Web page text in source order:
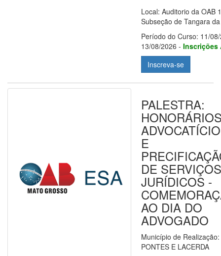
Local: Auditorio da OAB
Subseção de Tangara
Período do Curso: 11/
13/08/2026 - Inscrições
Inscreva-se
PALESTRA:
E
DE SERVIÇOS
JURÍDICOS -
AO DIA DO
ADVOGADO
Município de Realização:
PONTES E LACERDA